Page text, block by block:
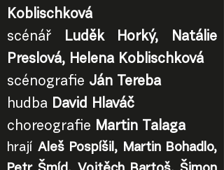
Koblischková
scénář
Luděk Horký, Natálie
Preslová, Helena Koblischková
scénografie Ján Tereba
hudba David Hlaváč
choreografie Martin Talaga
hrají Aleš Pospíšil, Martin Bohadlo,